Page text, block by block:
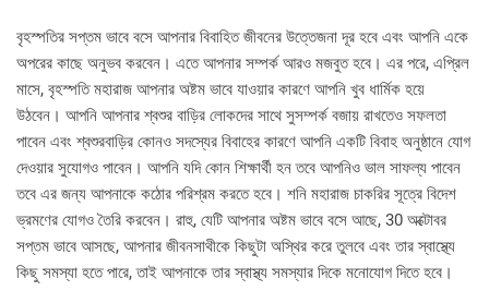
বৃহস্পতির সপ্তম ভাবে বসে আপনার বিবাহিত জীবনের উত্তেজনা দূর হবে এবং আপনি একে
অপরের কাছে অনুভব করবেন। এতে আপনার সম্পর্ক আরও মজবুত হবে। এর পরে, এপ্রিল
মাসে, বৃহস্পতি মহারাজ আপনার অষ্টম ভাবে যাওয়ার কারণে আপনি খুব ধার্মিক হয়ে
উঠবেন। আপনি আপনার শ্বশুর বাড়ির লোকদের সাথে সুসম্পর্ক বজায় রাখতেও সফলতা
পাবেন এবং শ্বশুরবাড়ির কোনও সদস্যের বিবাহের কারণে আপনি একটি বিবাহ অনুষ্ঠানে যোগ
দেওয়ার সুযোগও পাবেন। আপনি যদি কোন শিক্ষার্থী হন তবে আপনিও ভাল সাফল্য পাবেন
তবে এর জন্য আপনাকে কঠোর পরিশ্রম করতে হবে। শনি মহারাজ চাকরির সূত্রে বিদেশ
ভ্রমণের যোগও তৈরি করবেন। রাহু, যেটি আপনার অষ্টম ভাবে বসে আছে, 30 অক্টোবর
সপ্তম ভাবে আসছে, আপনার জীবনসাথীকে কিছুটা অস্থির করে তুলবে এবং তার স্বাস্থ্যে
কিছু সমস্যা হতে পারে, তাই আপনাকে তার স্বাস্থ্য সমস্যার দিকে মনোযোগ দিতে হবে।